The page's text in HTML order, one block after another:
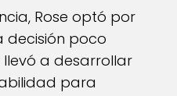
Rose optó por
decisión poco
a desarrollar
para